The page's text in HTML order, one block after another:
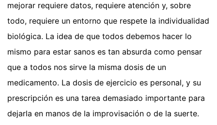
mejorar requiere datos, requiere atención y, sobre
todo, requiere un entorno que respete la individualidad
biológica. La idea de que todos debemos hacer lo
mismo para estar sanos es tan absurda como pensar
que a todos nos sirve la misma dosis de un
medicamento. La dosis de ejercicio es personal, y su
prescripción es una tarea demasiado importante para
dejarla en manos de la improvisación o de la suerte.